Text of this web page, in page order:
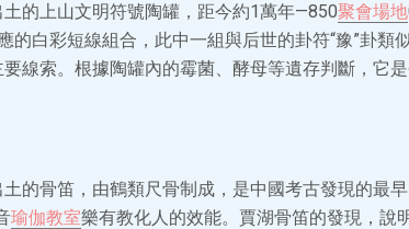
的上山文明符號陶罐，距今約1萬年—850聚會場地
的白彩短線組合，此中一組與后世的卦符“豫”卦類
線索。根據陶罐內的霉菌、酵母等遺存判斷，它
的骨笛，由鶴類尺骨制成，是中國考古發現的最
瑜伽教室樂有教化人的效能。賈湖骨笛的發現，說